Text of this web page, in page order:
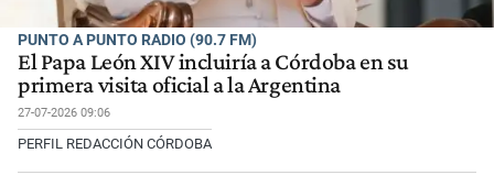
PUNTO A PUNTO RADIO (90.7 FM)
El Papa León XIV incluiría a Córdoba en su
primera visita oficial a la Argentina
27-07-2026 09:06
PERFIL REDACCIÓN CÓRDOBA